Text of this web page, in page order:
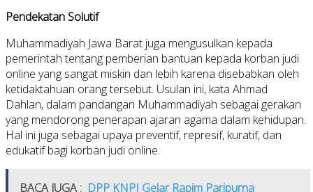
Pendekatan Solutif
Muhammadiyah Jawa Barat juga mengusulkan kepada
pemerintah tentang pemberian bantuan kepada korban judi
online yang sangat miskin dan lebih karena disebabkan oleh
ketidaktahuan orang tersebut. Usulan ini, kata Ahmad
Dahlan, dalam pandangan Muhammadiyah sebagai gerakan
yang mendorong penerapan ajaran agama dalam kehidupan.
Hal ini juga sebagai upaya preventif, represif, kuratif, dan
edukatif bagi korban judi online.
BACA JUGA : DPP KNPI Gelar Rapim Paripurna